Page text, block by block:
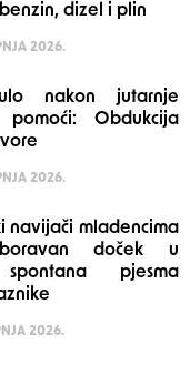
dizel i plin
2026.
nakon jutarnje
Obdukcija
2026.
navijači mladencima
doček u
spontana pjesma
2026.